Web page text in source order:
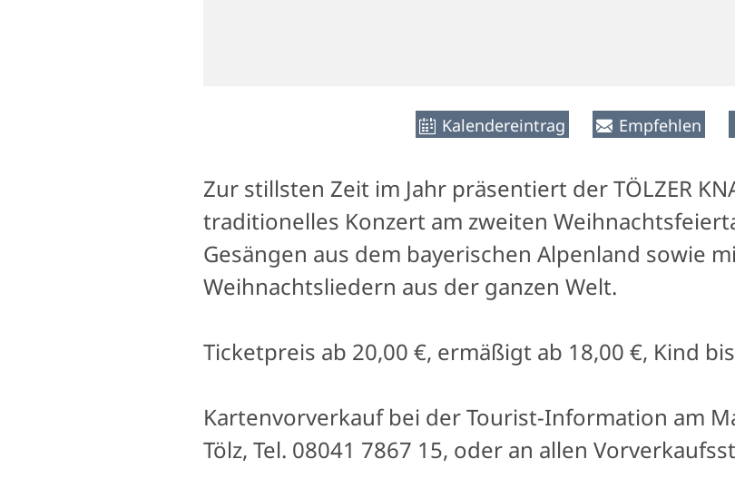
Kalendereintrag Empfehlen
Zur stillsten Zeit im Jahr präsentiert der TÖLZER
traditionelles Konzert am zweiten
Gesängen aus dem bayerischen Alpenland sowie
Weihnachtsliedern aus der ganzen Welt.
Ticketpreis ab 20,00 €, ermäßigt ab 18,00 €, Kind
Kartenvorverkauf bei der Tourist-Information am
Tölz, Tel. 08041 7867 15, oder an allen